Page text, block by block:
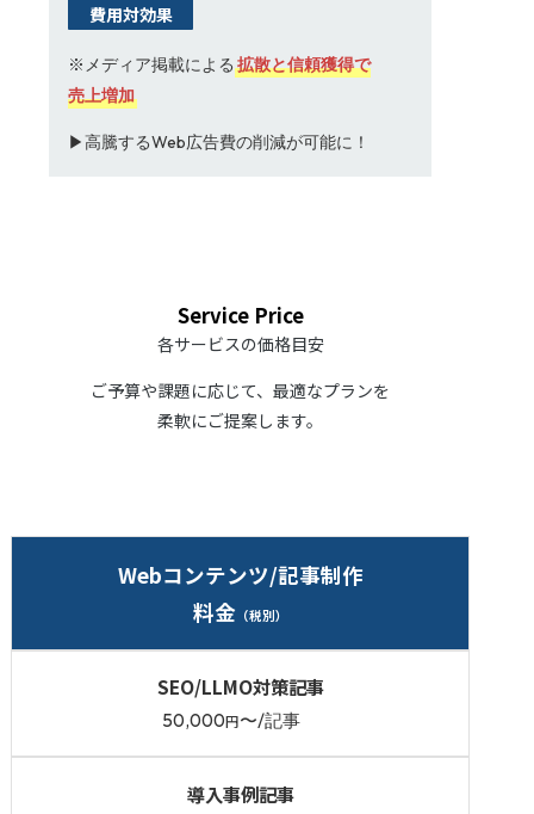
費用対効果
※メディア掲載による拡散と信頼獲得で
売上増加
▶高騰するWeb広告費の削減が可能に！
Service Price
各サービスの価格目安
ご予算や課題に応じて、最適なプランを
柔軟にご提案します。
Webコンテンツ/記事制作
料金 （税別）
SEO/LLMO対策記事
50,000円〜/記事
導入事例記事